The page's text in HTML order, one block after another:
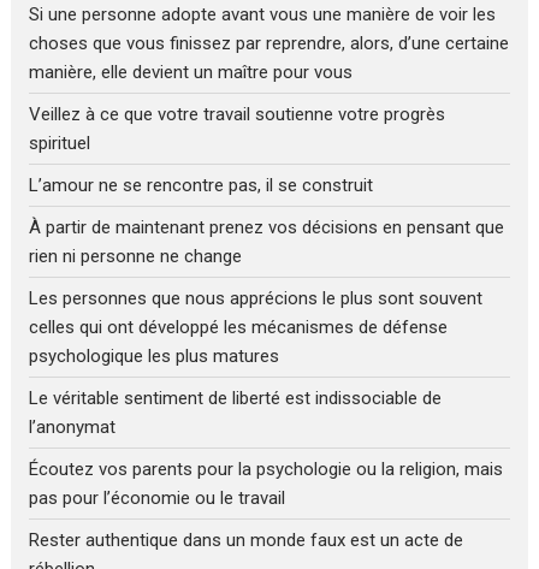
Si une personne adopte avant vous une manière de voir les
choses que vous finissez par reprendre, alors, d’une certaine
manière, elle devient un maître pour vous
Veillez à ce que votre travail soutienne votre progrès
spirituel
L’amour ne se rencontre pas, il se construit
À partir de maintenant prenez vos décisions en pensant que
rien ni personne ne change
Les personnes que nous apprécions le plus sont souvent
celles qui ont développé les mécanismes de défense
psychologique les plus matures
Le véritable sentiment de liberté est indissociable de
l’anonymat
Écoutez vos parents pour la psychologie ou la religion, mais
pas pour l’économie ou le travail
Rester authentique dans un monde faux est un acte de